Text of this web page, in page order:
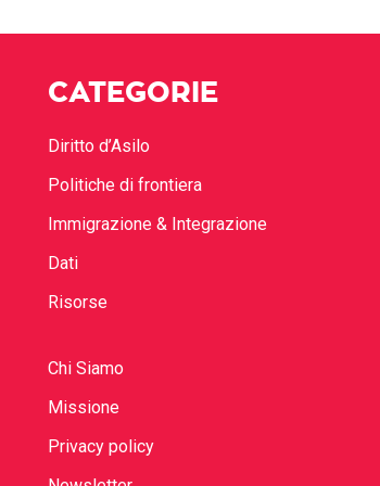
CATEGORIE
Diritto d’Asilo
Politiche di frontiera
Immigrazione & Integrazione
Dati
Risorse
Chi Siamo
Missione
Privacy policy